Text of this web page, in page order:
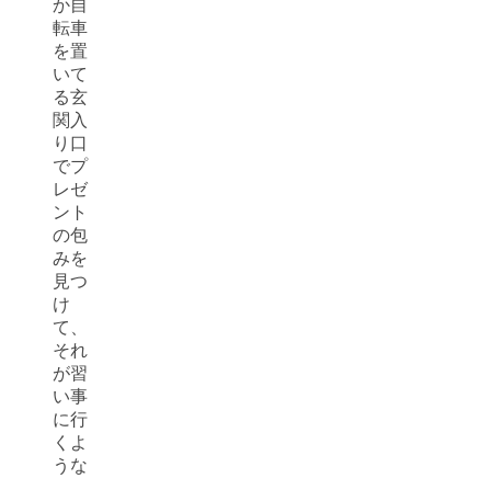
か自
転車
を置
いて
る玄
関入
り口
でプ
レゼ
ント
の包
みを
見つ
け
て、
それ
が習
い事
に行
くよ
うな